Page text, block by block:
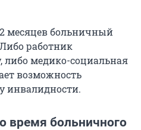
месяцев больничный
работник
либо медико-социальная
возможность
инвалидности.
время больничного